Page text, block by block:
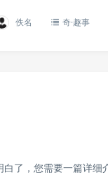
佚名 奇·趣事
白了，您需要一篇详细